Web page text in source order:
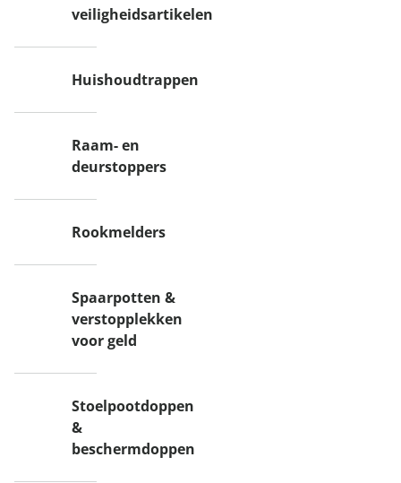
veiligheidsartikelen
Huishoudtrappen
Raam- en
deurstoppers
Rookmelders
Spaarpotten &
verstopplekken
voor geld
Stoelpootdoppen
&
beschermdoppen